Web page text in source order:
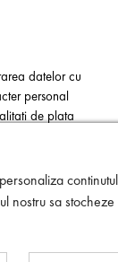
datelor cu
personal
de plata
nostru sa